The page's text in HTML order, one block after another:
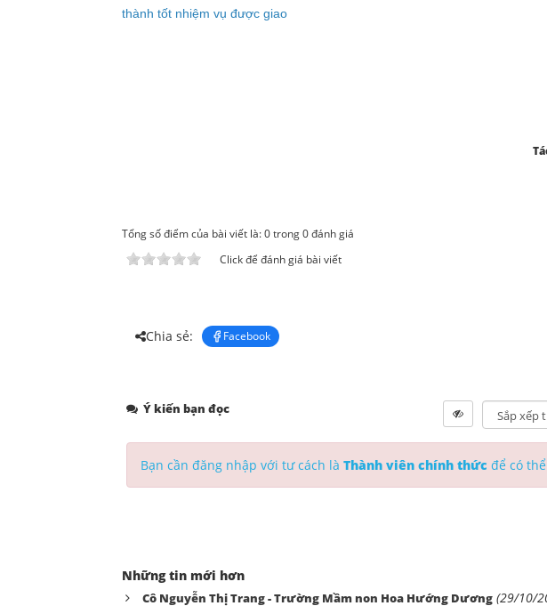
thành tốt nhiệm vụ được giao
Tổng số điểm của bài viết là: 0 trong 0 đánh giá
Click để đánh giá bài viết
Chia sẻ: Facebook
Ý kiến bạn đọc
Bạn cần đăng nhập với tư cách là Thành viên chính thức để có
Những tin mới hơn
Cô Nguyễn Thị Trang - Trường Mầm non Hoa Hướng Dương (29/10/